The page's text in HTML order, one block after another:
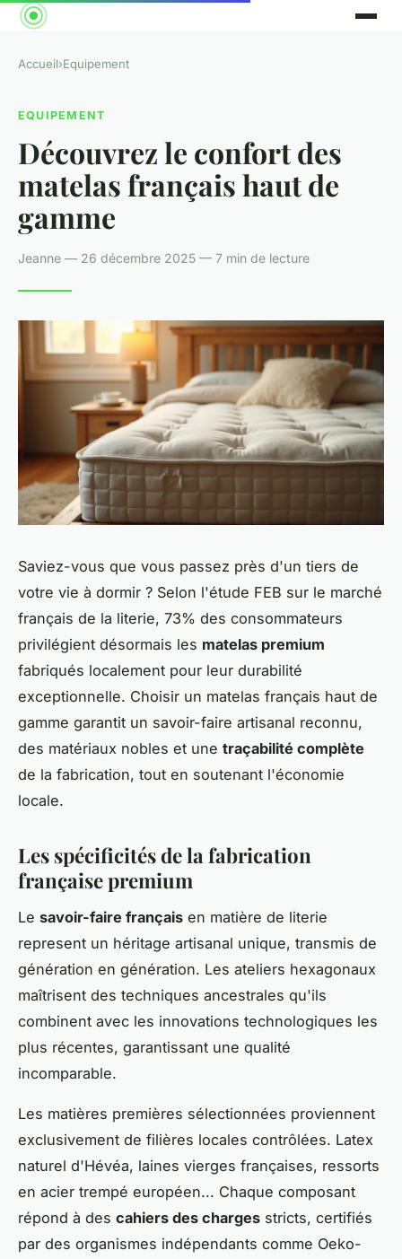
Accueil›Equipement
EQUIPEMENT
Découvrez le confort des
matelas français haut de
gamme
Jeanne — 26 décembre 2025 — 7 min de lecture
Saviez-vous que vous passez près d'un tiers de
votre vie à dormir ? Selon l'étude FEB sur le marché
français de la literie, 73% des consommateurs
privilégient désormais les matelas premium
fabriqués localement pour leur durabilité
exceptionnelle. Choisir un matelas français haut de
gamme garantit un savoir-faire artisanal reconnu,
des matériaux nobles et une traçabilité complète
de la fabrication, tout en soutenant l'économie
locale.
Les spécificités de la fabrication
française premium
Le savoir-faire français en matière de literie
represent un héritage artisanal unique, transmis de
génération en génération. Les ateliers hexagonaux
maîtrisent des techniques ancestrales qu'ils
combinent avec les innovations technologiques les
plus récentes, garantissant une qualité
incomparable.
Les matières premières sélectionnées proviennent
exclusivement de filières locales contrôlées. Latex
naturel d'Hévéa, laines vierges françaises, ressorts
en acier trempé européen... Chaque composant
répond à des cahiers des charges stricts, certifiés
par des organismes indépendants comme Oeko-